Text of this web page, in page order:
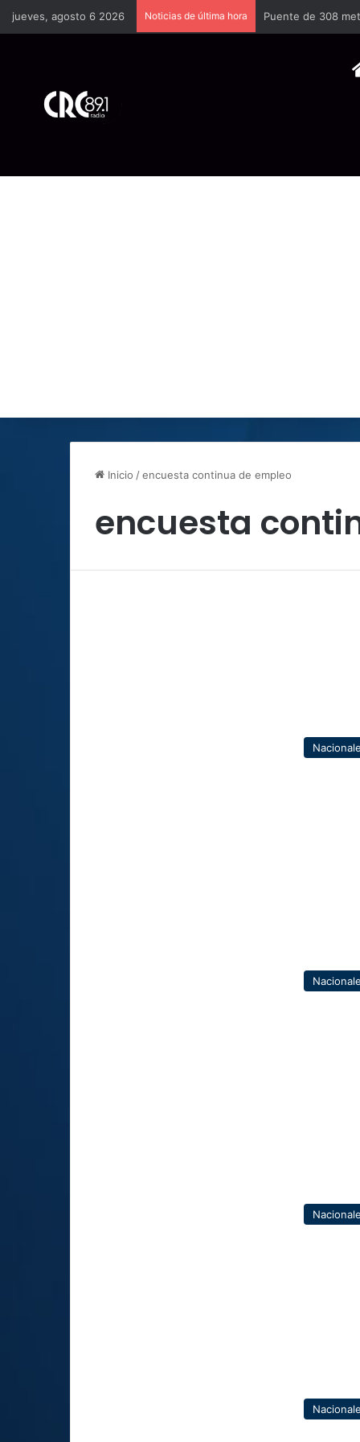
jueves, agosto 6 2026 Noticias de última hora Puente de 308
Inicio /encuesta continua de empleo
encuesta